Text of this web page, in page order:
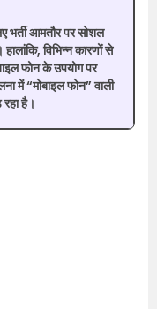
आमतौर पर सोशल
हालांकि, विभिन्न कारणों से
फोन के उपयोग पर
में “मोबाइल फोन” वाली
है।